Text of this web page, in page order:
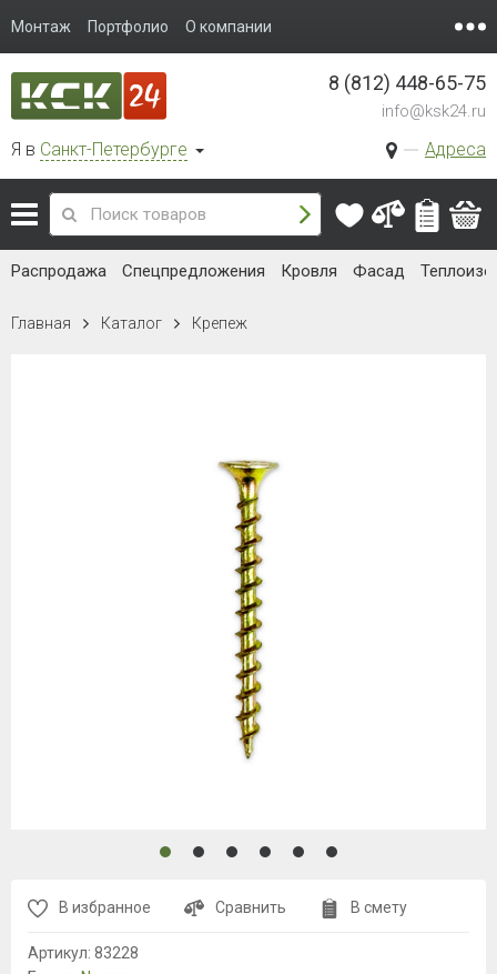
Монтаж Портфолио О компании
Я в Санкт-Петербурге Адреса
8 (812) 448-65-75
info@ksk24.ru
Распродажа Спецпредложения Кровля Фасад
Главная Каталог Крепеж
В избранное Сравнить В смету
Артикул: 83228